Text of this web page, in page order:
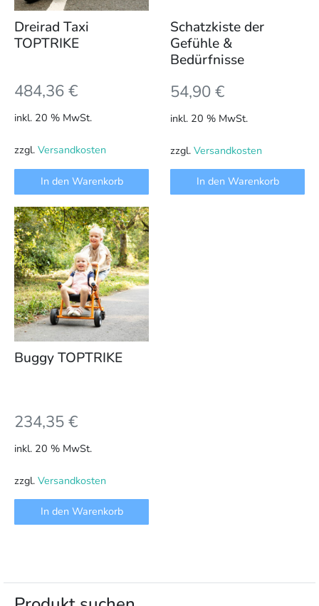
Dreirad Taxi
TOPTRIKE
484,36€
inkl. 20 % MwSt.
zzgl. Versandkosten
In den Warenkorb
Schatzkiste der
Gefühle &
Bedürfnisse
54,90€
inkl. 20 % MwSt.
zzgl. Versandkosten
In den Warenkorb
Buggy TOPTRIKE
234,35€
inkl. 20 % MwSt.
zzgl. Versandkosten
In den Warenkorb